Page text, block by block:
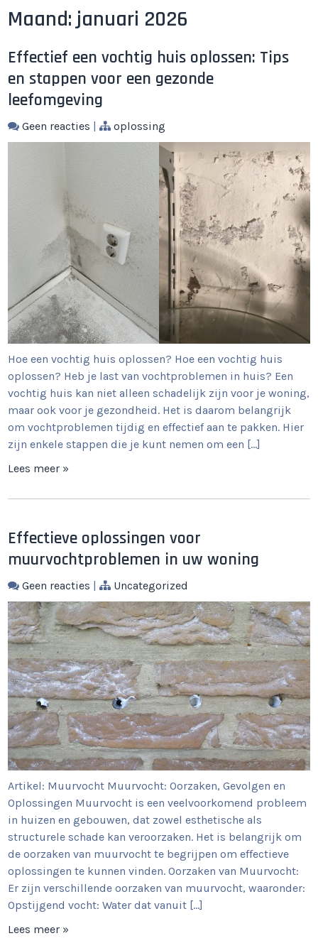
Maand:januari 2026
Effectief een vochtig huis oplossen: Tips
en stappen voor een gezonde
leefomgeving
Geen reacties | oplossing
Hoe een vochtig huis oplossen? Hoe een vochtig huis
oplossen? Heb je last van vochtproblemen in huis? Een
vochtig huis kan niet alleen schadelijk zijn voor je woning,
maar ook voor je gezondheid. Het is daarom belangrijk
om vochtproblemen tijdig en effectief aan te pakken. Hier
zijn enkele stappen die je kunt nemen om een […]
Lees meer »
Effectieve oplossingen voor
muurvochtproblemen in uw woning
Geen reacties | Uncategorized
Artikel: Muurvocht Muurvocht: Oorzaken, Gevolgen en
Oplossingen Muurvocht is een veelvoorkomend probleem
in huizen en gebouwen, dat zowel esthetische als
structurele schade kan veroorzaken. Het is belangrijk om
de oorzaken van muurvocht te begrijpen om effectieve
oplossingen te kunnen vinden. Oorzaken van Muurvocht:
Er zijn verschillende oorzaken van muurvocht, waaronder:
Opstijgend vocht: Water dat vanuit […]
Lees meer »